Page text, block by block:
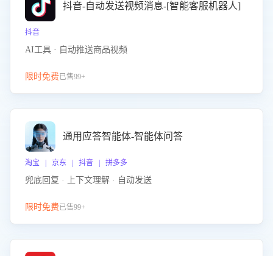
抖音-自动发送视频消息-[智能客服机器人]
抖音
AI工具 · 自动推送商品视频
限时免费已售99+
通用应答智能体-智能体问答
淘宝 | 京东 | 抖音 | 拼多多
兜底回复 · 上下文理解 · 自动发送
限时免费已售99+